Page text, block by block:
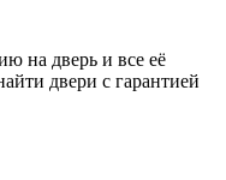
на дверь и все её
двери с гарантией